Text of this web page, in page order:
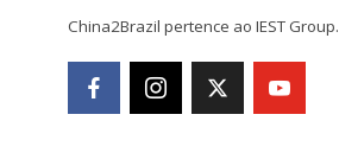
China2Brazil pertence ao IEST Group.